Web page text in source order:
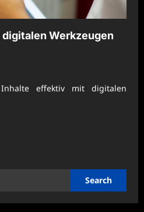
Werkzeugen
effektiv mit digitalen